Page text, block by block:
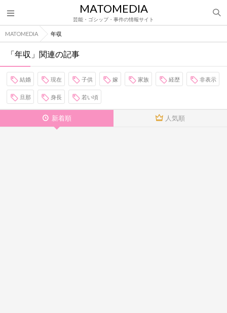
MATOMEDIA
芸能・ゴシップ・事件の情報サイト
MATOMEDIA 年収
「年収」関連の記事
結婚 現在 子供 嫁 家族 経歴 非表示
旦那 身長 若い頃
新着順 人気順